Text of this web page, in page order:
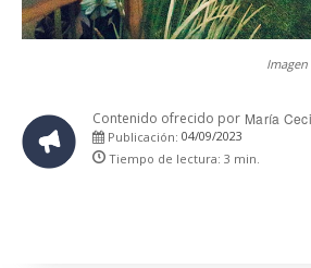
Contenido ofrecido por María
Publicación: 04/09/2023
Tiempo de lectura: 3 min.